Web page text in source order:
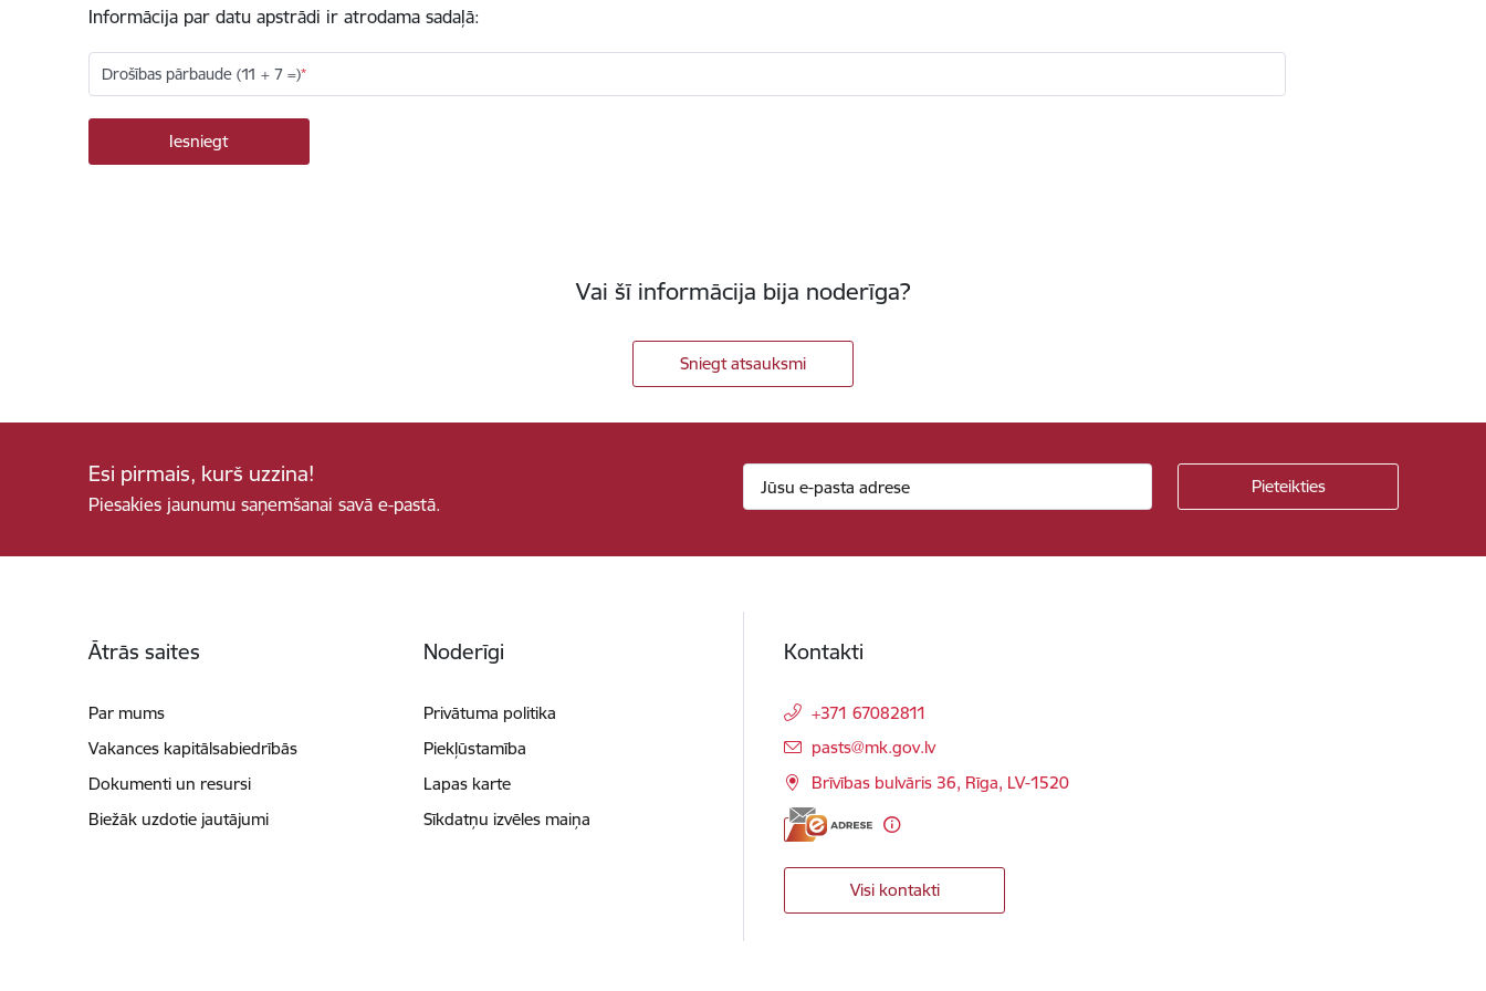
Informācija par datu apstrādi ir atrodama sadaļā:
Drošības pārbaude (11 + 7 =)
Vai šī informācija bija noderīga?
Sniegt atsauksmi
Esi pirmais, kurš uzzina!
Piesakies jaunumu saņemšanai savā e-pastā.
Ātrās saites
Par mums
Vakances kapitālsabiedrībās
Dokumenti un resursi
Biežāk uzdotie jautājumi
Noderīgi
Privātuma politika
Piekļūstamība
Lapas karte
Sīkdatņu izvēles maiņa
Kontakti
+371 67082811
E-pasts:
pasts@mk.gov.lv
Brīvības bulvāris 36, Rīga, LV-1520
Visi kontakti